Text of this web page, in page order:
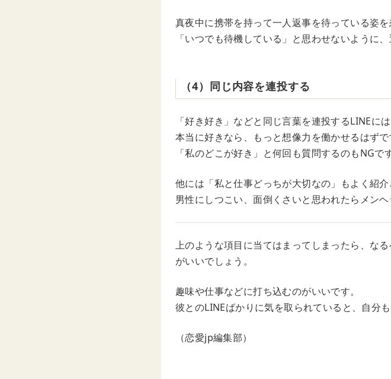
真夜中に携帯を持って一人返事を待っている姿を
「いつでも待機している」と思わせないように
（4）同じ内容を連投する
「好き好き」などと同じ言葉を連投するLINEに
本当に好きなら、もっと想像力を働かせるはずで
「私のどこが好き」と何回も質問するのもNGです
他には「私と仕事どっちが大切なの」もよく紹介
男性にしつこい、面倒くさいと思われたらメン
上のような項目に当てはまってしまったら、な
がいいでしょう。
趣味や仕事などに打ち込むのがいいです。
彼とのLINEばかりに気を取られていると、自分
（恋愛jp編集部）